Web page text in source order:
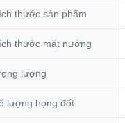
thước sản phẩm
thước mặt nướng
lượng
lượng họng đốt